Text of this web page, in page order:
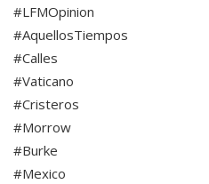
#LFMOpinion
#AquellosTiempos
#Calles
#Vaticano
#Cristeros
#Morrow
#Burke
#Mexico